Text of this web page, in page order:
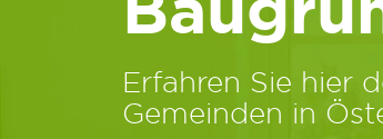
Erfahren Sie hier
Gemeinden in